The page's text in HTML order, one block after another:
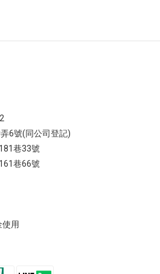
6號(同公司登記)
巷33號
巷66號
使用